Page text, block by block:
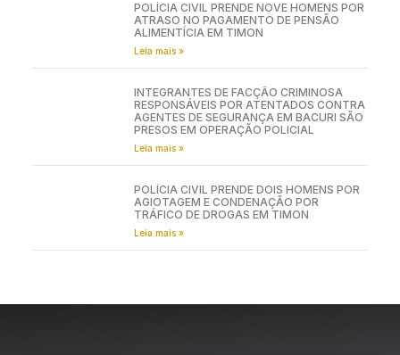
POLÍCIA CIVIL PRENDE NOVE HOMENS POR
ATRASO NO PAGAMENTO DE PENSÃO
ALIMENTÍCIA EM TIMON
Leia mais »
INTEGRANTES DE FACÇÃO CRIMINOSA
RESPONSÁVEIS POR ATENTADOS CONTRA
AGENTES DE SEGURANÇA EM BACURI SÃO
PRESOS EM OPERAÇÃO POLICIAL
Leia mais »
POLÍCIA CIVIL PRENDE DOIS HOMENS POR
AGIOTAGEM E CONDENAÇÃO POR
TRÁFICO DE DROGAS EM TIMON
Leia mais »